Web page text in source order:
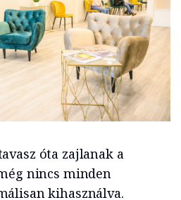
óta zajlanak a
nincs minden
kihasználva.